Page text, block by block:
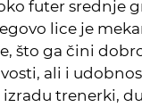
futer srednje
lice je
što ga čini
ali i
trenerki,